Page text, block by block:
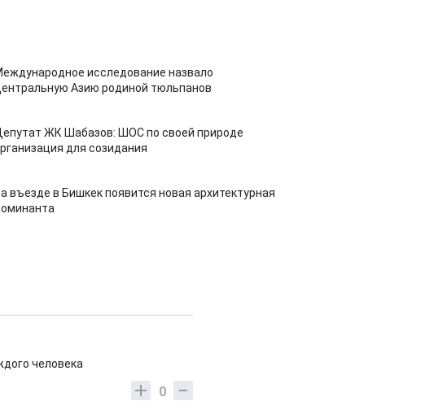
исследование назвало
Азию родиной тюльпанов
ЖК Шабазов: ШОС по своей природе
для созидания
въезде в Бишкек появится новая архитектурная
человека
0